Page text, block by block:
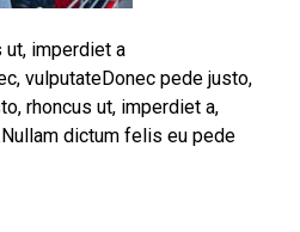
ut, imperdiet a
vulputateDonec pede justo,
rhoncus ut, imperdiet a,
dictum felis eu pede